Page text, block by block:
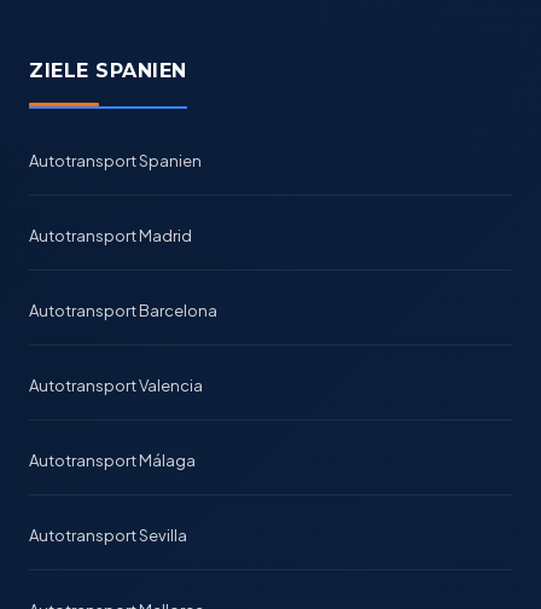
ZIELE SPANIEN
Autotransport Spanien
Autotransport Madrid
Autotransport Barcelona
Autotransport Valencia
Autotransport Málaga
Autotransport Sevilla